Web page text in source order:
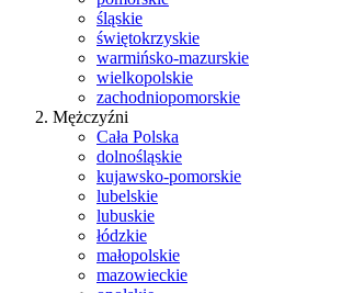
śląskie
świętokrzyskie
warmińsko-mazurskie
wielkopolskie
zachodniopomorskie
Mężczyźni
Cała Polska
dolnośląskie
kujawsko-pomorskie
lubelskie
lubuskie
łódzkie
małopolskie
mazowieckie